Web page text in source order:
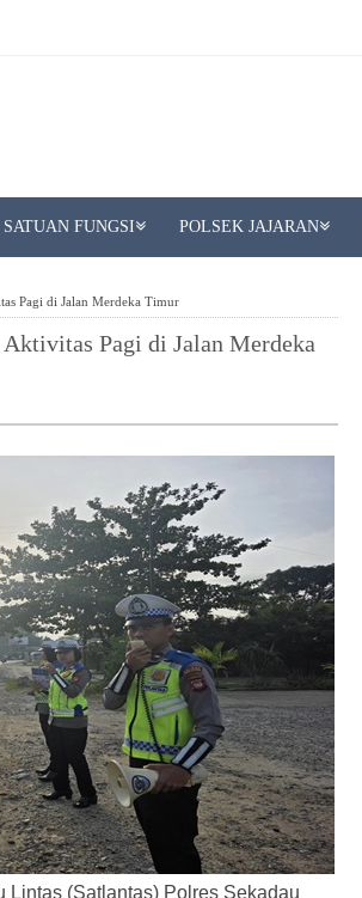
SATUAN FUNGSI POLSEK JAJARAN
Pagi di Jalan Merdeka Timur
Pagi di Jalan Merdeka
Lintas (Satlantas) Polres Sekadau